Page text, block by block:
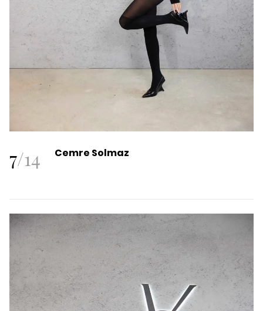
7/14 Cemre Solmaz